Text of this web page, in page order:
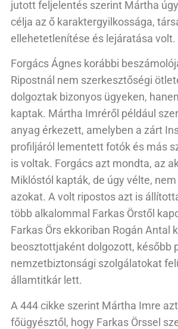
jutott feljelentés szerint Mártha
célja az ő karaktergyilkossága,
ellehetetlenítése és lejáratása volt.
Forgács Ágnes korábbi
Ripostnál nem szerkesztőségi
dolgoztak bizonyos ügyeken,
kaptak. Mártha Imréről például
anyag érkezett, amelyben a zárt
profiljáról lementett fotók és más
is voltak. Forgács azt mondta, az
Miklóstól kapták, de úgy vélte,
azokat. A volt ripostos azt is
több alkalommal Farkas Örstől
Farkas Örs ekkoriban Rogán Antal
beosztottjaként dolgozott, később
nemzetbiztonsági szolgálatokat
államtitkár lett.
A 444 cikke szerint Mártha Imre
főügyésztől, hogy Farkas Örssel